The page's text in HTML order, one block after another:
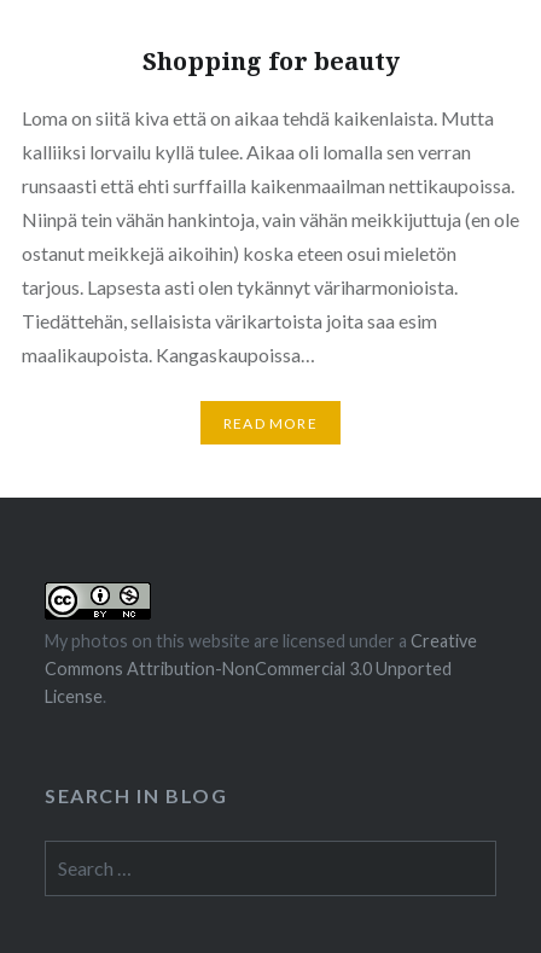
Shopping for beauty
Loma on siitä kiva että on aikaa tehdä kaikenlaista. Mutta
kalliiksi lorvailu kyllä tulee. Aikaa oli lomalla sen verran
runsaasti että ehti surffailla kaikenmaailman nettikaupoissa.
Niinpä tein vähän hankintoja, vain vähän meikkijuttuja (en ole
ostanut meikkejä aikoihin) koska eteen osui mieletön
tarjous. Lapsesta asti olen tykännyt väriharmonioista.
Tiedättehän, sellaisista värikartoista joita saa esim
maalikaupoista. Kangaskaupoissa…
READ MORE
My photos on this website are licensed under a Creative
Commons Attribution-NonCommercial 3.0 Unported
License.
SEARCH IN BLOG
for: